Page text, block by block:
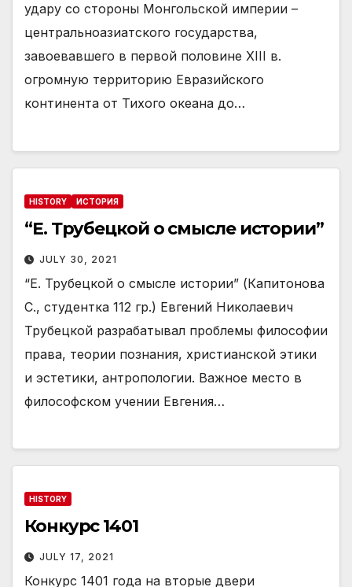
удару со стороны Монгольской империи –
центральноазиатского государства,
завоевавшего в первой половине XIII в.
огромную территорию Евразийского
континента от Тихого океана до…
HISTORY ИСТОРИЯ
“Е. Трубецкой о смысле истории”
JULY 30, 2021
“Е. Трубецкой о смысле истории” (Капитонова
С., студентка 112 гр.) Евгений Николаевич
Трубецкой разрабатывал проблемы философии
права, теории познания, христианской этики
и эстетики, антропологии. Важное место в
философском учении Евгения…
HISTORY
Конкурс 1401
JULY 17, 2021
Конкурс 1401 года на вторые двери